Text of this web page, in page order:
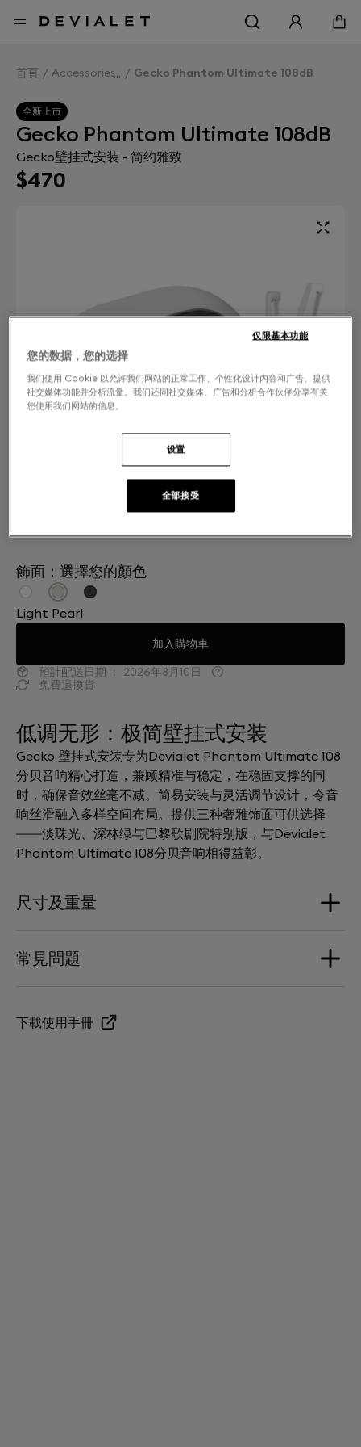
首頁 Accessories Gecko Phantom Ultimate 108dB
全新上市
Gecko Phantom Ultimate 108dB
Gecko壁挂式安装 - 简约雅致
$470
飾面：選擇您的顏色
Light Pearl
加入購物車
預計配送日期 ：
2026年8月10日
免費退換貨
低调无形：极简壁挂式安装
Gecko 壁挂式安装专为Devialet Phantom Ultimate 108
分贝音响精心打造，兼顾精准与稳定，在稳固支撑的同
时，确保音效丝毫不减。简易安装与灵活调节设计，令音
响丝滑融入多样空间布局。提供三种奢雅饰面可供选择
——淡珠光、深林绿与巴黎歌剧院特别版，与Devialet
Phantom Ultimate 108分贝音响相得益彰。
尺寸及重量
尺寸
常見問題
GECKO 的作用是什么？
下載使用手冊
您的数据，您的选择
我们使用 Cookie 以允许我们网站的正常工作、个性化设计内容和广告、提供
社交媒体功能并分析流量。我们还同社交媒体、广告和分析合作伙伴分享有关
您使用我们网站的信息。
设置
仅限基本功能
全部接受